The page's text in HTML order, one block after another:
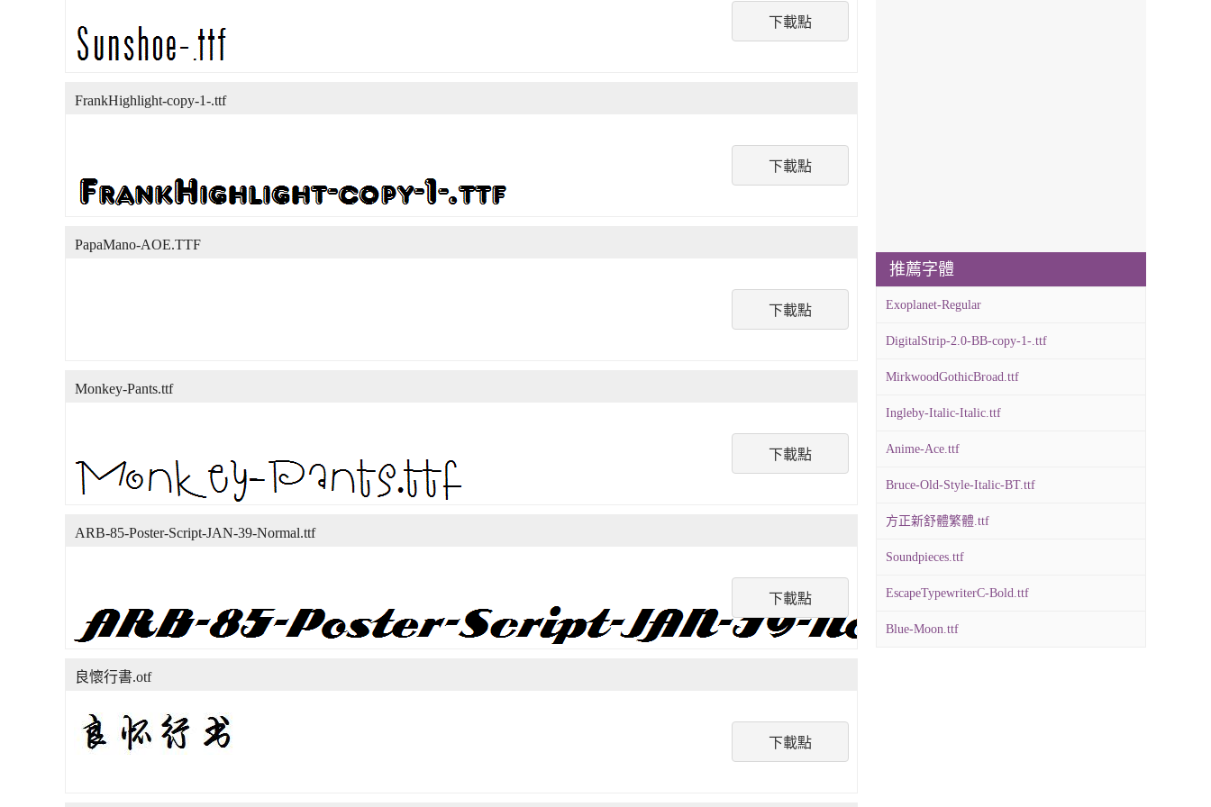
下載點
下載點
FrankHighlight-copy-1-.ttf
下載點
PapaMano-AOE.TTF
下載點
Monkey-Pants.ttf
下載點
ARB-85-Poster-Script-JAN-39-Normal.ttf
下載點
良懷行書.otf
推薦字體
Exoplanet-Regular
DigitalStrip-2.0-BB-copy-1-.ttf
MirkwoodGothicBroad.ttf
Ingleby-Italic-Italic.ttf
Anime-Ace.ttf
Bruce-Old-Style-Italic-BT.ttf
方正新舒體繁體.ttf
Soundpieces.ttf
EscapeTypewriterC-Bold.ttf
Blue-Moon.ttf